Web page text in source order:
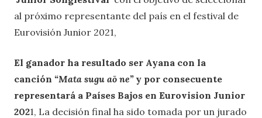
al próximo representante del país en el festival de
Eurovisión Junior 2021,
El ganador ha resultado ser Ayana con la
canción “Mata sugu aō ne”y por consecuente
representará a Países Bajos en Eurovision Junior
2021, La decisión final ha sido tomada por un jurado